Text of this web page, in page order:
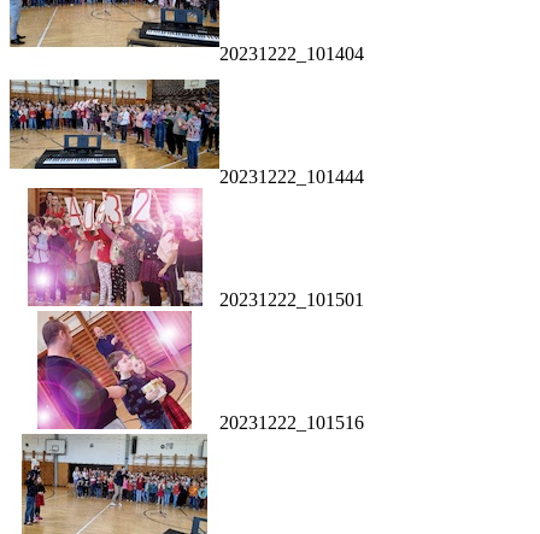
20231222_101404
20231222_101444
20231222_101501
20231222_101516